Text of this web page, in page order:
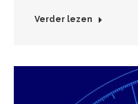
Verder lezen